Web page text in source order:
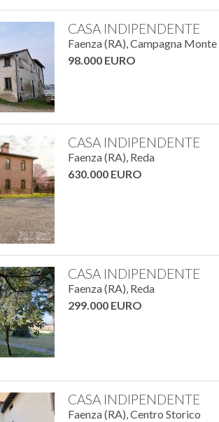
CASA INDIPENDENTE
Faenza (RA), Campagna Monte
98.000 EURO
CASA INDIPENDENTE
Faenza (RA), Reda
630.000 EURO
CASA INDIPENDENTE
Faenza (RA), Reda
299.000 EURO
CASA INDIPENDENTE
Faenza (RA), Centro Storico